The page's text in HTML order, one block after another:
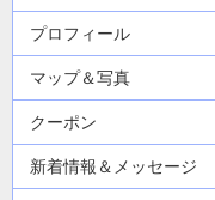
プロフィール
マップ＆写真
クーポン
新着情報＆メッセージ